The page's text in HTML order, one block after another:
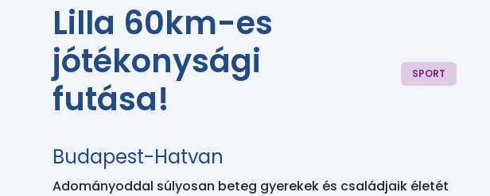
Lilla 60km-es
jótékonysági
futása!
SPORT
Budapest-Hatvan
Adományoddal súlyosan beteg gyerekek és családjaik életét